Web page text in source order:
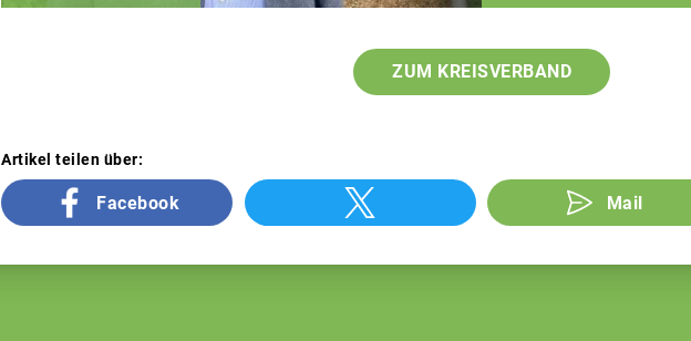
ZUM KREISVERBAND
Artikel teilen über:
Facebook Mail